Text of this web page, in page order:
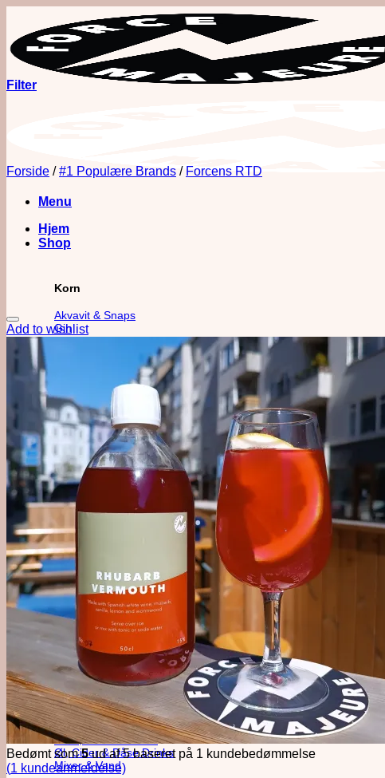
indhold
Menu
Hjem
Shop
Korn
Akvavit & Snaps
Gin
Vodka
'Out of Category'
Agave
Mezcal
Tequila
Raicilla
Andet Agave
Sukkerrør
Alle Rom
Sød Rom
Tør Rom
Funky Rom
Frugt
Vermouth
Frugtvin
Calvados & Æbler
Pisco & Grappa
Cognac & Armagnac
Andet godt
Absint & Pastis
Alkoholfri
Likør, Bitter & Amaro
Øl, Cider & Dåse Drinks
Mixer & Vand
Filter
Forside / #1 Populære Brands / Forcens RTD
Add to wishlist
Bedømt som5ud af 5 baseret på 1 kundebedømmelse
(1 kundeanmeldelse)